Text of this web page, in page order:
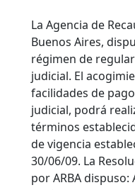
La Agencia de
Buenos Aires,
régimen de
judicial. El
facilidades de
judicial, podrá
términos
de vigencia
30/06/09. La
por ARBA dispuso: